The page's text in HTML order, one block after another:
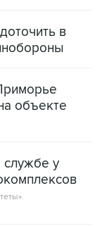
в
объекте
службе у